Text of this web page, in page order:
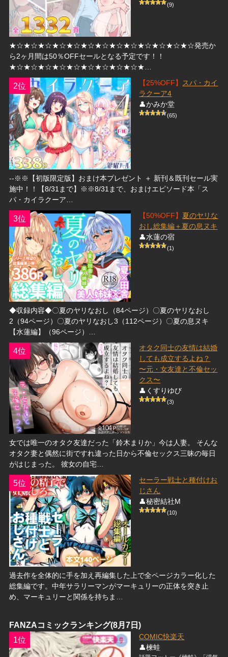
(9)
★☆★☆★☆★☆★☆★☆★☆★☆★☆★☆★☆★☆★☆発売か
ら2ヶ月間は50％OFFセールとなる予定です！！
★☆★☆★☆★☆★☆★☆★☆★☆★☆★…
2位 【25%OFF】 スパ・カイ
ラクーア4
👤かみか堂
(65)
--※※【初版限定版】おまけ本プレゼント ＋ 新刊＆既刊セール実
施中！！【8/31まで】※※8/31まで、おまけエピソード本「ス
パ・カイラクーア…
3位 【50%OFF】 夏のヤリな
おし総集編＋夏の息ヌキ
👤水蓮の宿
(1)
◆収録内容◆〇夏のヤリなおし（84ページ）〇夏のヤリなおし
2（94ページ）〇夏のヤリなおし3（112ページ）〇夏の息ヌキ
【水蓮編】（96ページ）…
4位
オタク同士の友情は結婚
しても成立するよね？
〜元・女友達と不倫セッ
クス〜
👤くすりゆび
(3)
女では唯一のオタク友達だった「鈴木まりか」今は人妻。 そんな
オタク妻と偶然に街ですれ違った日から不倫セックス三昧の毎日
がはじまった。 彼女の自宅…
5位
セーラー戦士と種付けお
じさん
👤秘密結社M
(10)
過去作を全体的に手を加え再編集した上で全ページカラー化した
総集編です。中年サラリーマンがマーキュリーの正体を突き止
め、マーキュリーと関係を持ちま…
FANZAコミックランキング(8月7日)
1位
COMIC快楽天
👤楝蛙